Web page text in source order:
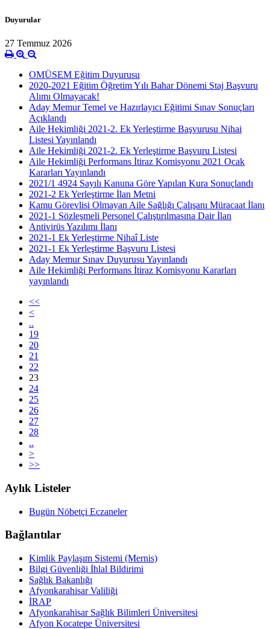
Duyurular
27 Temmuz 2026
OMÜSEM Eğitim Duyurusu
2020-2021 Eğitim Öğretim Yılı Bahar Dönemi Staj Başvuru
Alımı Olmayacak!
Aday Memur Temel ve Hazırlayıcı Eğitimi Sınav Sonuçları
Açıklandı
Aile Hekimliği 2021-2. Ek Yerleştirme Başvurusu Nihai
Listesi Yayınlandı
Aile Hekimliği 2021-2. Ek Yerleştirme Başvuru Listesi
Aile Hekimliği Performans İtiraz Komisyonu 2021 Ocak
Kararları Yayınlandı
2021/1 4924 Sayılı Kanuna Göre Yapılan Kura Sonuçlandı
2021-2 Ek Yerleştirme İlan Metni
Kamu Görevlisi Olmayan Aile Sağlığı Çalışanı Müracaat İlanı
2021-1 Sözleşmeli Personel Çalıştırılmasına Dair İlan
Antivirüs Yazılımı İlanı
2021-1 Ek Yerleştirme Nihaî Liste
2021-1 Ek Yerleştirme Başvuru Listesi
Aday Memur Sınav Duyurusu Yayınlandı
Aile Hekimliği Performans İtiraz Komisyonu Kararları
yayınlandı
<<
<
..
19
20
21
22
23
24
25
26
27
28
..
>
>>
Aylık Listeler
Bugün Nöbetçi Eczaneler
Bağlantılar
Kimlik Paylaşım Sistemi (Mernis)
Bilgi Güvenliği İhlal Bildirimi
Sağlık Bakanlığı
Afyonkarahisar Valiliği
İRAP
Afyonkarahisar Sağlık Bilimleri Üniversitesi
Afyon Kocatepe Üniversitesi